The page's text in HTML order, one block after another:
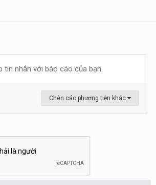
tin nhắn với báo cáo của bạn.
Chèn các phương tiện khác